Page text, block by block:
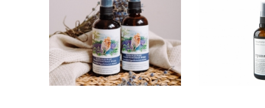
Выгодные условия для тех, кто
для лица
Интернет-магазин BeОrganic.by – это по-настоящему